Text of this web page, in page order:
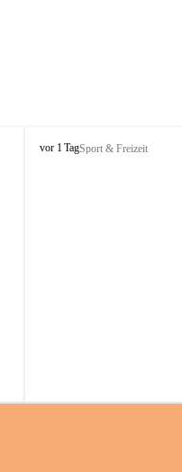
S
vor 1 TagSport & Freizeit